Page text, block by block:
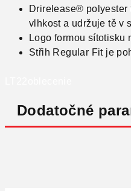
Drirelease® polyester
vlhkost a udržuje tě v
Logo formou sítotisku
Střih Regular Fit je
Dodatočné